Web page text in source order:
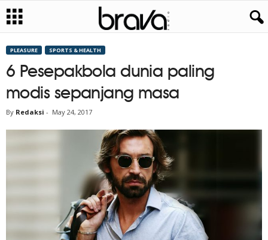
PLEASURE SPORTS & HEALTH
6 Pesepakbola dunia paling
modis sepanjang masa
By Redaksi - May 24, 2017